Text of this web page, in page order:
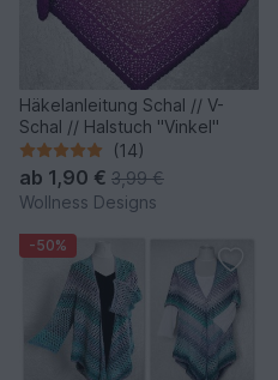
Häkelanleitung Schal // V-
Schal // Halstuch "Vinkel"
(14)
ab 1,90 € 3,99 €
Wollness Designs
-50%